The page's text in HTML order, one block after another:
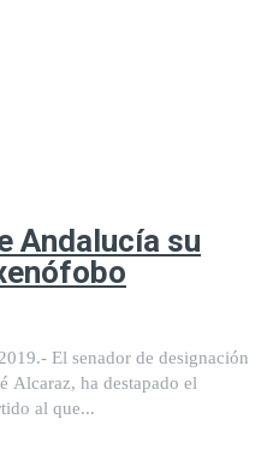
Andalucía su
Alcaraz, ha destapado el
al que...